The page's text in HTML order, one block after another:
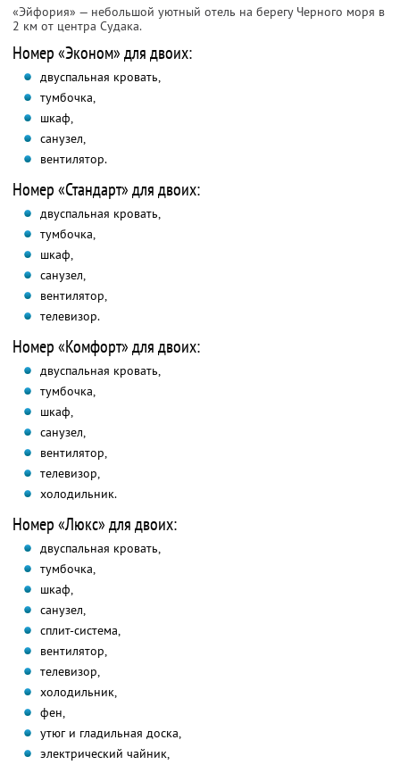
«Эйфория» — небольшой уютный отель на берегу Черного моря в
2 км от центра Судака.
Номер «Эконом» для двоих:
двуспальная кровать,
тумбочка,
шкаф,
санузел,
вентилятор.
Номер «Стандарт» для двоих:
двуспальная кровать,
тумбочка,
шкаф,
санузел,
вентилятор,
телевизор.
Номер «Комфорт» для двоих:
двуспальная кровать,
тумбочка,
шкаф,
санузел,
вентилятор,
телевизор,
холодильник.
Номер «Люкс» для двоих:
двуспальная кровать,
тумбочка,
шкаф,
санузел,
сплит-система,
вентилятор,
телевизор,
холодильник,
фен,
утюг и гладильная доска,
электрический чайник,